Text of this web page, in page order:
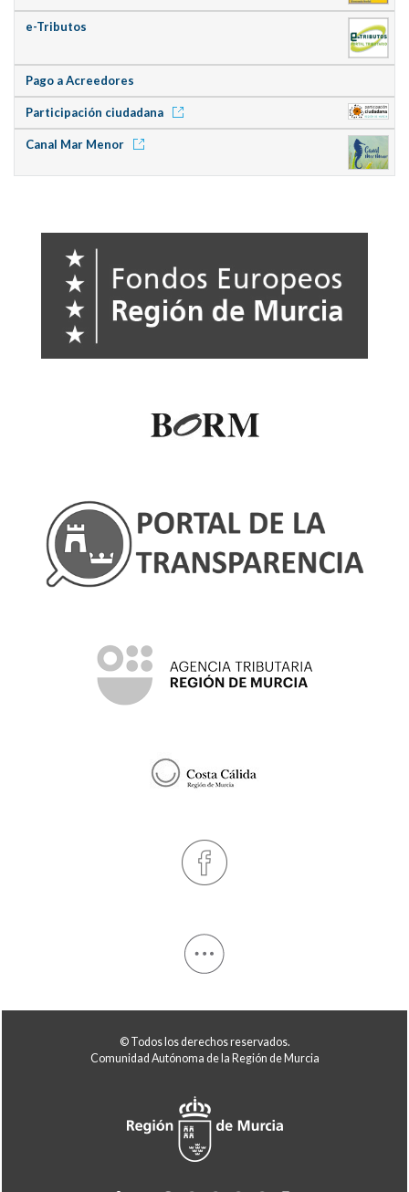
e-Tributos
Pago a Acreedores
Participación ciudadana
Canal Mar Menor
© Todos los derechos reservados.
Comunidad Autónoma de la Región de Murcia